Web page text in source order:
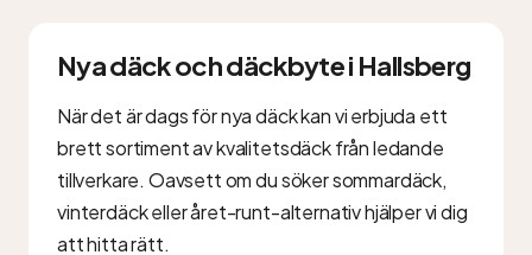
Nya däck och däckbyte i Hallsberg
När det är dags för nya däck kan vi erbjuda ett
brett sortiment av kvalitetsdäck från ledande
tillverkare. Oavsett om du söker sommardäck,
vinterdäck eller året-runt-alternativ hjälper vi dig
att hitta rätt.